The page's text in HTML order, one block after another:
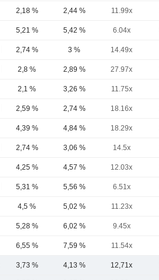
2,18 % 2,44 % 11.99x
5,21 % 5,42 % 6.04x
2,74 % 3 % 14.49x
2,8 % 2,89 % 27.97x
2,1 % 3,26 % 11.75x
2,59 % 2,74 % 18.16x
4,39 % 4,84 % 18.29x
2,74 % 3,06 % 14.5x
4,25 % 4,57 % 12.03x
5,31 % 5,56 % 6.51x
4,5 % 5,02 % 11.23x
5,28 % 6,02 % 9.45x
6,55 % 7,59 % 11.54x
3,73 % 4,13 % 12,71x